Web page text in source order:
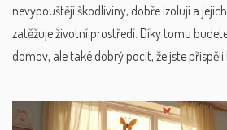
nevypouštějí škodliviny, dobře izolují a
zatěžuje životní prostředí. Díky tomu
domov, ale také dobrý pocit, že jste přispěli